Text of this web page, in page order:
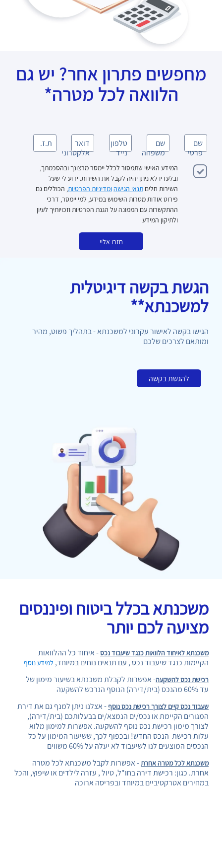
מחפשים פתרון אחר? יש גם
הלוואה לכל מטרה*
שם
פרטי
שם
משפחה
טלפון
נייד
דואר
אלקטרוני
ת.ז.
המידע האישי שתמסור לכלל יימסר מרצונך ובהסכמתך,
ובלעדיו לא ניתן יהיה לקבל את השירות. ידוע לי שעל
השירות חלים תנאי הגישהומדיניות הפרטיות, הכוללים גם
פירוט אודות מטרות השימוש במידע, למי יימסר, דרכי
ההתקשרות עם הממונה על הגנת הפרטיות וזכויותיך לעיון
ולתיקון המידע
חזרו אליי
הגשת בקשה דיגיטלית
למשכנתא**
הגישו בקשה לאישור עקרוני למשכנתא - בתהליך פשוט, מהיר
ומותאם לצרכים שלכם
להגשת בקשה
משכנתא בכלל ביטוח ופיננסים
מציעה לכם יותר
משכנתא לאיחוד הלוואות כנגד שיעבוד נכס- איחוד כל ההלוואות
הקיימות כנגד שיעבוד נכס , עם תנאים נוחים במיוחד, למידע נוסף
רכישת נכס להשקעה- אפשרות לקבלת משכנתא בשיעור מימון של
עד 60% מהנכס (בית/דירה) הנוסף הנרכש להשקעה
שעבוד נכס קיים לצורך רכישת נכס נוסף - אצלנו ניתן למנף גם את דירת
המגורים הקיימת או נכס/ים הנמצא/ים בבעלותכם (בית/דירה),
לצורך מימון רכישת נכס נוסף להשקעה. אפשרות למימון מלוא
עלות רכישת הנכס החדש! ובכפוף לכך, ששיעור המימון על כל
הנכסים המוצעים לנו לשיעבוד לא יעלה על 60% משווים
משכנתא לכל מטרה אחרת- אפשרות לקבל משכנתא לכל מטרה
אחרת. כגון: רכישת דירה בחו"ל, טיול , עזרה לילדים או שיפוץ, והכל
במחירים אטרקטיביים במיוחד ובפריסה ארוכה